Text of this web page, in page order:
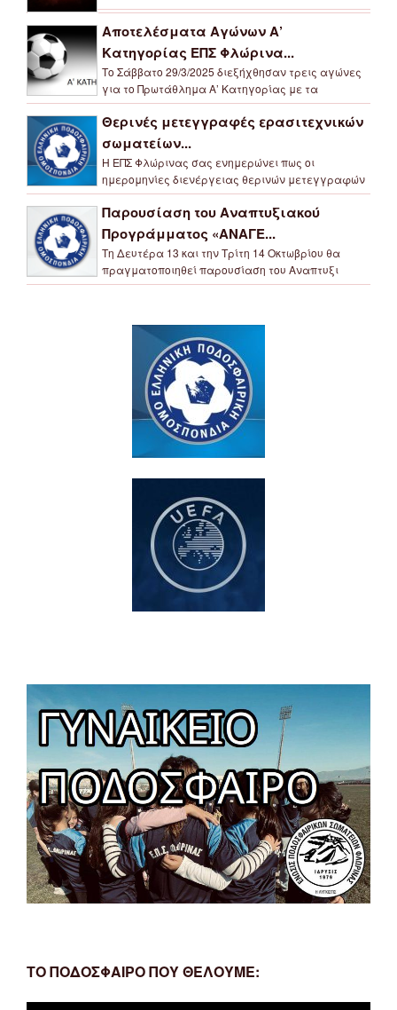
Αποτελέσματα Αγώνων Α’
Κατηγορίας ΕΠΣ Φλώρινα...
Το Σάββατο 29/3/2025 διεξήχθησαν τρεις αγώνες
για το Πρωτάθλημα Α’ Κατηγορίας με τα
Θερινές μετεγγραφές ερασιτεχνικών
σωματείων...
Η ΕΠΣ Φλώρινας σας ενημερώνει πως οι
ημερομηνίες διενέργειας θερινών μετεγγραφών
Παρουσίαση του Αναπτυξιακού
Προγράμματος «ΑΝΑΓΕ...
Τη Δευτέρα 13 και την Τρίτη 14 Οκτωβρίου θα
πραγματοποιηθεί παρουσίαση του Αναπτυξι
ΤΟ ΠΟΔΟΣΦΑΙΡΟ ΠΟΥ ΘΕΛΟΥΜΕ: